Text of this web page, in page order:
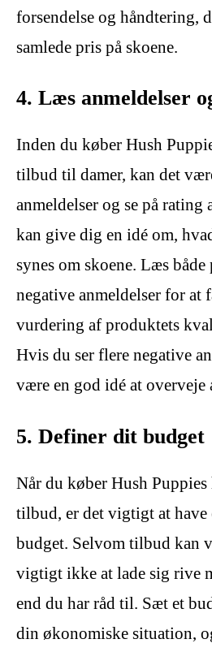
forsendelse og håndtering,
samlede pris på skoene.
4. Læs anmeldelser
Inden du køber Hush
tilbud til damer, kan det
anmeldelser og se på
kan give dig en idé om,
synes om skoene. Læs
negative anmeldelser for at
vurdering af produktets
Hvis du ser flere negative
være en god idé at overveje
5. Definer dit budget
Når du køber Hush Puppies
tilbud, er det vigtigt at have
budget. Selvom tilbud kan
vigtigt ikke at lade sig rive
end du har råd til. Sæt et
din økonomiske situation,